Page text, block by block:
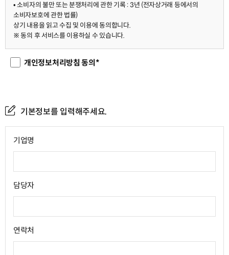
• 소비자의 불만 또는 분쟁처리에 관한 기록 : 3년 (전자상거래 등에서의
소비자보호에 관한 법률)
상기 내용을 읽고 수집 및 이용에 동의합니다.
※ 동의 후 서비스를 이용하실 수 있습니다.
개인정보처리방침 동의*
기본정보를 입력해주세요.
기업명
담당자
연락처